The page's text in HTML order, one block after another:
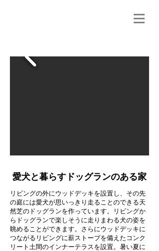
愛犬と暮らすドッグランのある家
リビングの外にウッドデッキを設置し、その先
の庭には愛犬が思いっきり走ることのできる天
然芝のドッグランを作っています。リビングか
らドッグランで楽しそうに走りまわる犬の姿を
眺めることができます。さらにウッドデッキに
つながるリビングに薪ストーブを備えたコンク
リート土間のインナーテラスを設置。暑い夏に